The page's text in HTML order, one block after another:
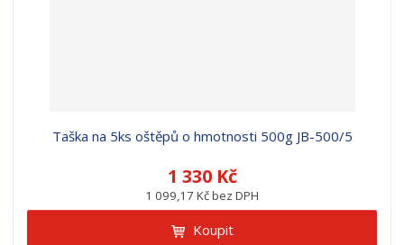
Taška na 5ks oštěpů o hmotnosti 500g JB-500/5
1 330 Kč
1 099,17 Kč bez DPH
Koupit